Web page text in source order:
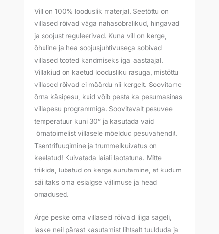
Vill on 100% looduslik materjal. Seetõttu on
villased rõivad väga nahasõbralikud, hingavad
ja soojust reguleerivad. Kuna vill on kerge,
õhuline ja hea soojusjuhtivusega sobivad
villased tooted kandmiseks igal aastaajal.
Villakiud on kaetud loodusliku rasuga, mistõttu
villased rõivad ei määrdu nii kergelt. Soovitame
õrna käsipesu, kuid võib pesta ka pesumasinas
villapesu programmiga. Soovitavalt pesuvee
temperatuur kuni 30° ja kasutada vaid
õrnatoimelist villasele mõeldud pesuvahendit.
Tsentrifuugimine ja trummelkuivatus on
keelatud! Kuivatada laiali laotatuna. Mitte
triikida, lubatud on kerge aurutamine, et kudum
säilitaks oma esialgse välimuse ja head
omadused.
Ärge peske oma villaseid rõivaid liiga sageli,
laske neil pärast kasutamist lihtsalt tuulduda ja